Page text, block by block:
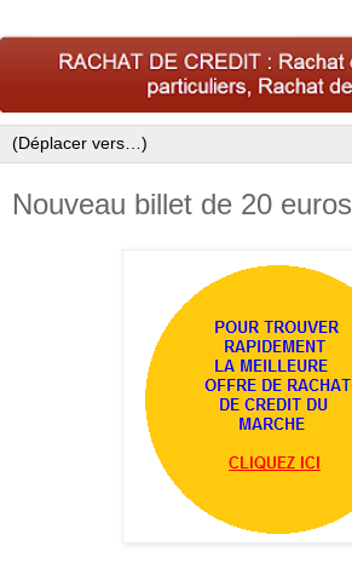
Nouveau billet de 20 euros